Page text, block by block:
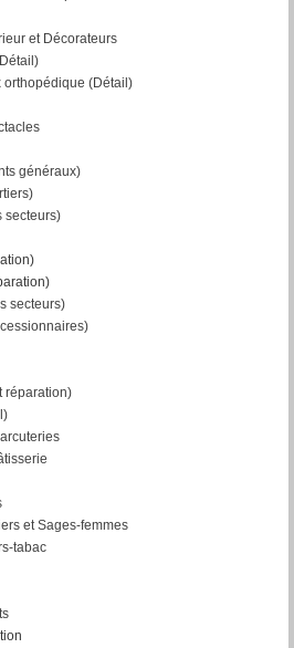
et Décorateurs
orthopédique (Détail)
généraux)
secteurs)
secteurs)
réparation)
et Sages-femmes
tabac